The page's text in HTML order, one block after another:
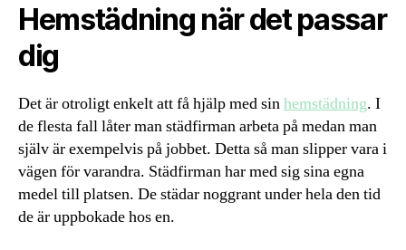
Hemstädning när det passar
dig
Det är otroligt enkelt att få hjälp med sinhemstädning. I
de flesta fall låter man städfirman arbeta på medan man
själv är exempelvis på jobbet. Detta så man slipper vara i
vägen för varandra. Städfirman har med sig sina egna
medel till platsen. De städar noggrant under hela den tid
de är uppbokade hos en.